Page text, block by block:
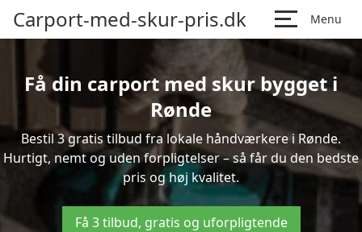
Carport-med-skur-pris.dk Menu
Få din carport med skur bygget i
Rønde
Bestil 3 gratis tilbud fra lokale håndværkere i Rønde.
Hurtigt, nemt og uden forpligtelser – så får du den bedste
pris og høj kvalitet.
Få 3 tilbud, gratis og uforpligtende